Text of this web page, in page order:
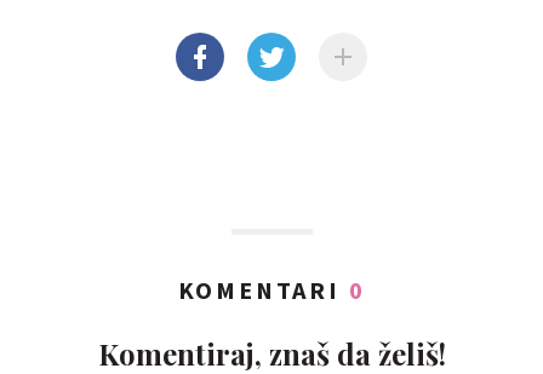
KOMENTARI 0
Komentiraj, znaš da želiš!